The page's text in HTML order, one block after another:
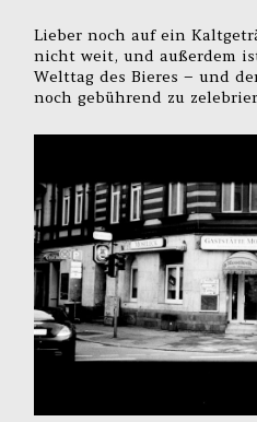
Lieber noch auf ein
nicht weit, und außerdem
Welttag des Bieres – und
noch gebührend zu